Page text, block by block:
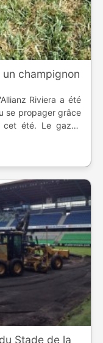
champignon
Riviera a été
se propager grâce
cet été. Le gazon
Stade de la